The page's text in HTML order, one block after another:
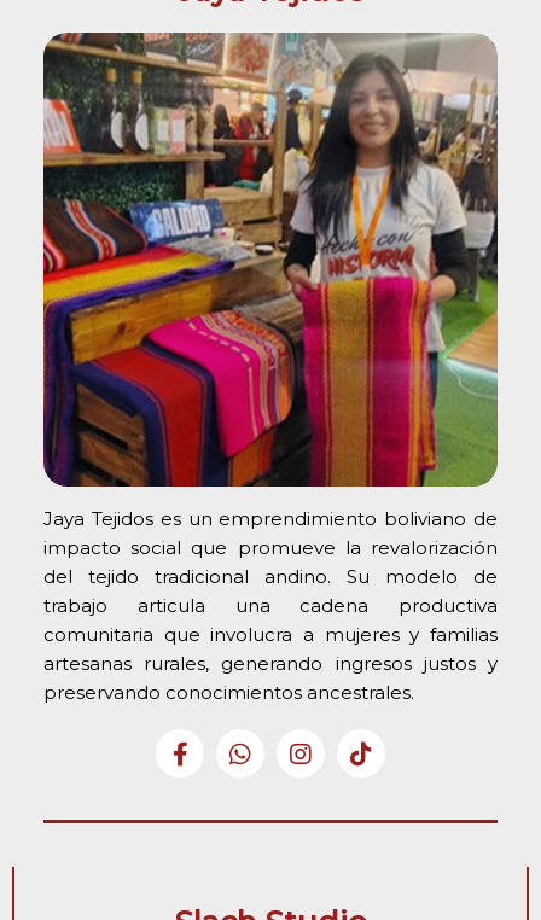
Jaya Tejidos es un emprendimiento boliviano de
impacto social que promueve la revalorización
del tejido tradicional andino. Su modelo de
trabajo articula una cadena productiva
comunitaria que involucra a mujeres y familias
artesanas rurales, generando ingresos justos y
preservando conocimientos ancestrales.